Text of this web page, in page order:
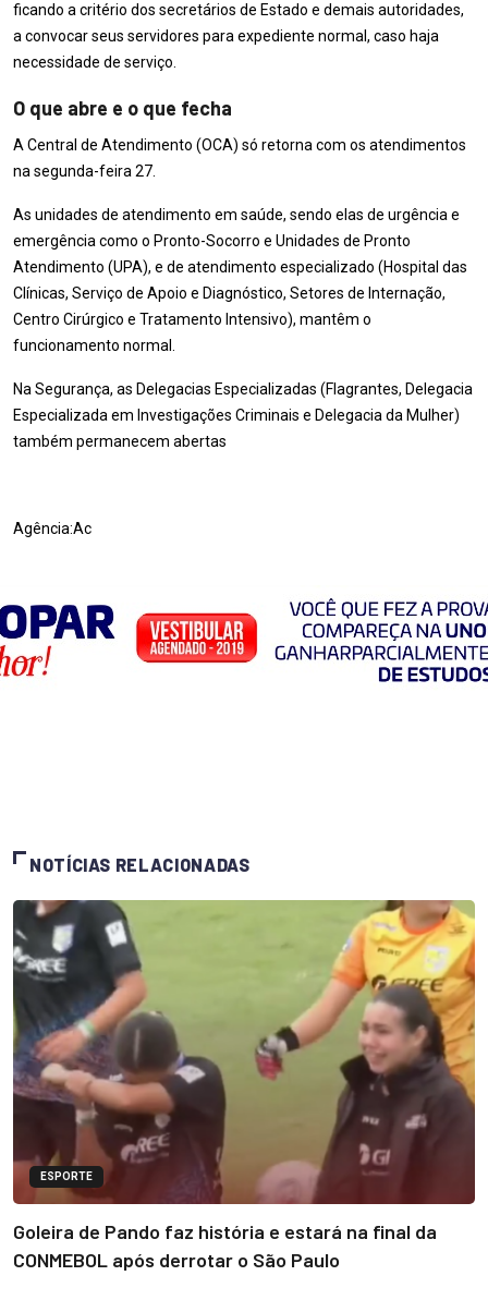
ficando a critério dos secretários de Estado e demais autoridades,
a convocar seus servidores para expediente normal, caso haja
necessidade de serviço.
O que abre e o que fecha
A Central de Atendimento (OCA) só retorna com os atendimentos
na segunda-feira 27.
As unidades de atendimento em saúde, sendo elas de urgência e
emergência como o Pronto-Socorro e Unidades de Pronto
Atendimento (UPA), e de atendimento especializado (Hospital das
Clínicas, Serviço de Apoio e Diagnóstico, Setores de Internação,
Centro Cirúrgico e Tratamento Intensivo), mantêm o
funcionamento normal.
Na Segurança, as Delegacias Especializadas (Flagrantes, Delegacia
Especializada em Investigações Criminais e Delegacia da Mulher)
também permanecem abertas
Agência:Ac
NOTÍCIAS RELACIONADAS
ESPORTE
Goleira de Pando faz história e estará na final da
CONMEBOL após derrotar o São Paulo